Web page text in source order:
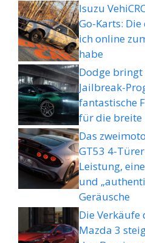
Isuzu
Go-Karts:
ich online
habe
Dodge
Jailbreak-
fantastische
für die breite
Das
GT53 4-
Leistung,
und
Geräusche
Die Verkäufe
Mazda 3